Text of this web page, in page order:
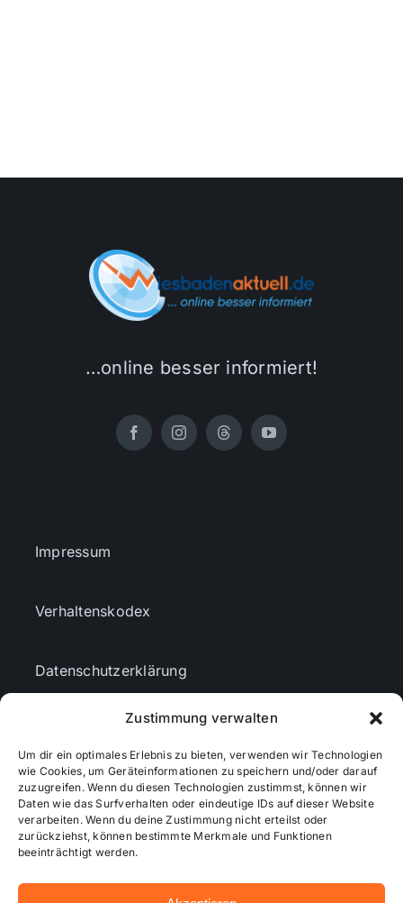
Zustimmung verwalten
Um dir ein optimales Erlebnis zu bieten, verwenden wir Technologien
wie Cookies, um Geräteinformationen zu speichern und/oder darauf
zuzugreifen. Wenn du diesen Technologien zustimmst, können wir
Daten wie das Surfverhalten oder eindeutige IDs auf dieser Website
verarbeiten. Wenn du deine Zustimmung nicht erteilst oder
zurückziehst, können bestimmte Merkmale und Funktionen
beeinträchtigt werden.
…online besser informiert!
Impressum
Verhaltenskodex
Datenschutzerklärung
Cookie-Richtlinie (EU)
Mediendaten